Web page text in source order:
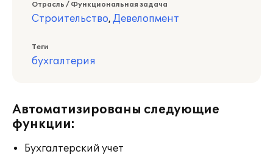
Отрасль / Функциональная задача
Строительство, Девелопмент
Теги
бухгалтерия
Автоматизированы следующие
функции:
Бухгалтерский учет